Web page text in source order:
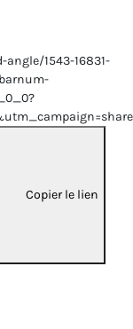
1543-16831-
Copier le lien